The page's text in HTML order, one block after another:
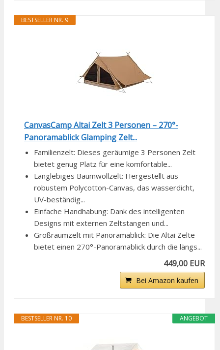
BESTSELLER NR. 9
CanvasCamp Altai Zelt 3 Personen – 270°-
Panoramablick Glamping Zelt...
Familienzelt: Dieses geräumige 3 Personen Zelt
bietet genug Platz für eine komfortable...
Langlebiges Baumwollzelt: Hergestellt aus
robustem Polycotton-Canvas, das wasserdicht,
UV-beständig...
Einfache Handhabung: Dank des intelligenten
Designs mit externen Zeltstangen und...
Großraumzelt mit Panoramablick: Die Altai Zelte
bietet einen 270°-Panoramablick durch die längs...
449,00 EUR
Bei Amazon kaufen
ANGEBOT
BESTSELLER NR. 10